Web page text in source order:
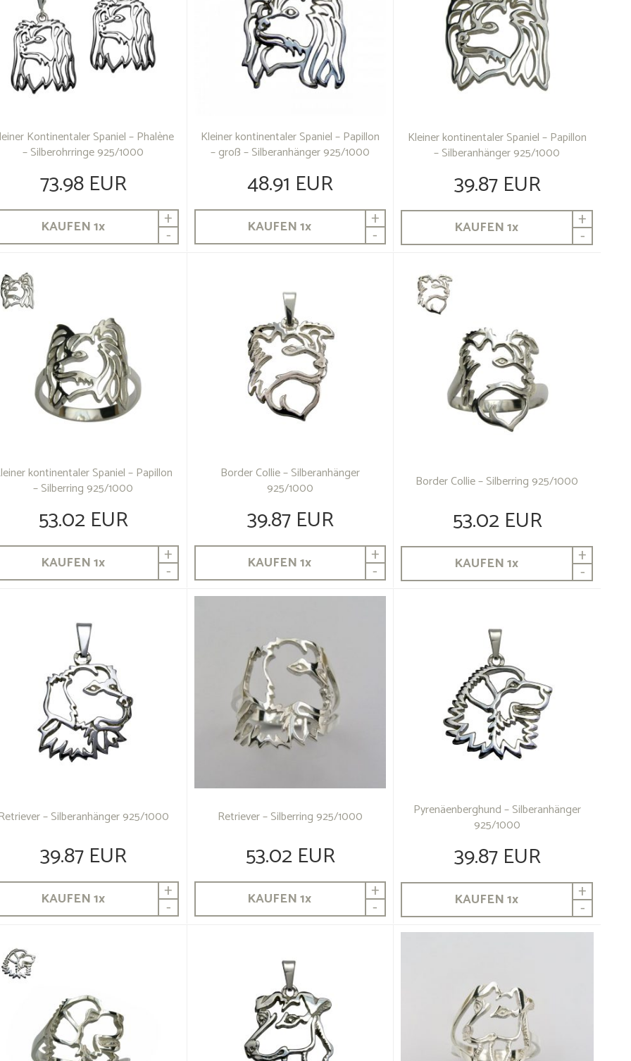
Kontinentaler Spaniel – Phalène
– Silberohrringe 925/1000
73.98 EUR
KAUFEN1x +
-
Kleiner kontinentaler Spaniel – Papillon
– groß – Silberanhänger 925/1000
48.91 EUR
KAUFEN1x +
-
Kleiner kontinentaler Spaniel – Papillon
– Silberanhänger 925/1000
39.87 EUR
KAUFEN1x +
-
kontinentaler Spaniel – Papillon
– Silberring 925/1000
53.02 EUR
KAUFEN1x +
-
Border Collie – Silberanhänger
925/1000
39.87 EUR
KAUFEN1x +
-
Border Collie – Silberring 925/1000
53.02 EUR
KAUFEN1x +
-
– Silberanhänger 925/1000
39.87 EUR
KAUFEN1x +
-
Retriever – Silberring 925/1000
53.02 EUR
KAUFEN1x +
-
Pyrenäenberghund – Silberanhänger
925/1000
39.87 EUR
KAUFEN1x +
-